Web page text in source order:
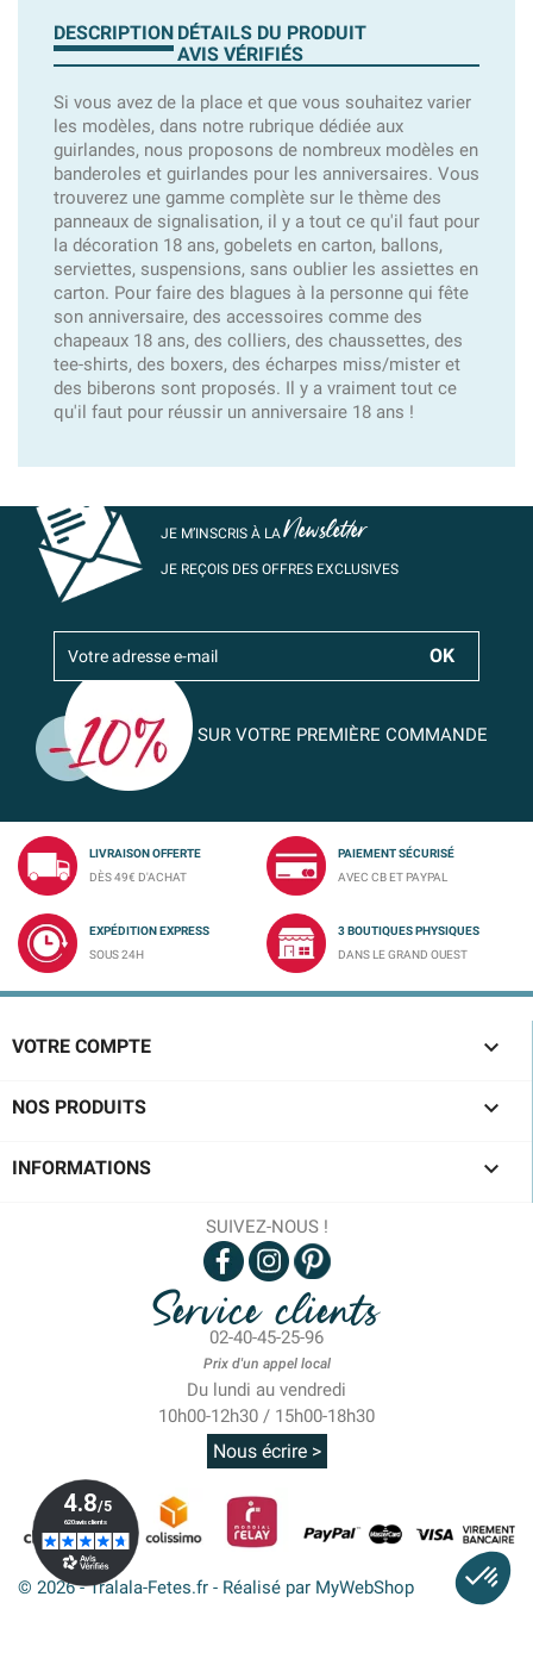
DESCRIPTION DÉTAILS DU PRODUIT
AVIS VÉRIFIÉS
Si vous avez de la place et que vous souhaitez varier
les modèles, dans notre rubrique dédiée aux
guirlandes, nous proposons de nombreux modèles en
banderoles et guirlandes pour les anniversaires. Vous
trouverez une gamme complète sur le thème des
panneaux de signalisation, il y a tout ce qu'il faut pour
la décoration 18 ans, gobelets en carton, ballons,
serviettes, suspensions, sans oublier les assiettes en
carton. Pour faire des blagues à la personne qui fête
son anniversaire, des accessoires comme des
chapeaux 18 ans, des colliers, des chaussettes, des
tee-shirts, des boxers, des écharpes miss/mister et
des biberons sont proposés. Il y a vraiment tout ce
qu'il faut pour réussir un anniversaire 18 ans !
JE M’INSCRIS À LANewsletter
JE REÇOIS DES OFFRES EXCLUSIVES
SUR VOTRE PREMIÈRE COMMANDE
LIVRAISON OFFERTE
DÈS 49€ D'ACHAT
PAIEMENT SÉCURISÉ
AVEC CB ET PAYPAL
EXPÉDITION EXPRESS
SOUS 24H
3 BOUTIQUES PHYSIQUES
DANS LE GRAND OUEST
VOTRE COMPTE 
NOS PRODUITS 
INFORMATIONS 
SUIVEZ-NOUS !
Service clients
02-40-45-25-96
Prix d'un appel local
Du lundi au vendredi
10h00-12h30 / 15h00-18h30
Nous écrire >
© 2026 - Tralala-Fetes.fr - Réalisé par MyWebShop